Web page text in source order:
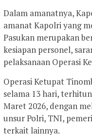
Dalam amanatnya,
amanat Kapolri yang
Pasukan merupakan
kesiapan personel,
pelaksanaan Operasi
Operasi Ketupat
selama 13 hari,
Maret 2026, dengan
unsur Polri, TNI,
terkait lainnya.